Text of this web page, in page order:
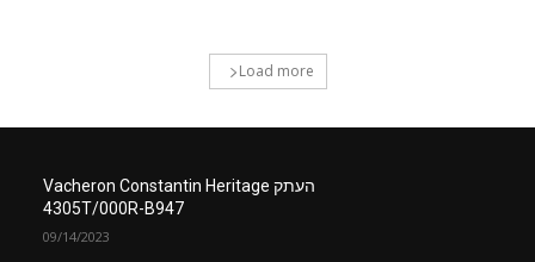
Load more
העתק Vacheron Constantin Heritage
4305T/000R-B947
09/14/2023